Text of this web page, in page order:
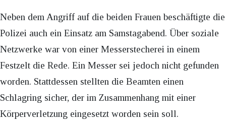
Neben dem Angriff auf die beiden Frauen beschäftigte die
Polizei auch ein Einsatz am Samstagabend. Über soziale
Netzwerke war von einer Messerstecherei in einem
Festzelt die Rede. Ein Messer sei jedoch nicht gefunden
worden. Stattdessen stellten die Beamten einen
Schlagring sicher, der im Zusammenhang mit einer
Körperverletzung eingesetzt worden sein soll.